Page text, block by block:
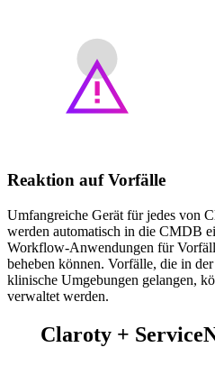
Reaktion auf Vorfälle
Umfangreiche Gerät für jedes von
werden automatisch in die CMDB
Workflow-Anwendungen für
beheben können. Vorfälle, die in
klinische Umgebungen gelangen,
verwaltet werden.
Claroty +